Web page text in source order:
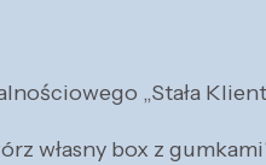
„Stała
własny box z